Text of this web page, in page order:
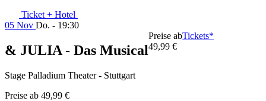
Ticket + Hotel
05 Nov Do. - 19:30
& JULIA - Das Musical
Stage Palladium Theater - Stuttgart
Preise ab 49,99 €
Preise ab
49,99 €
Tickets*